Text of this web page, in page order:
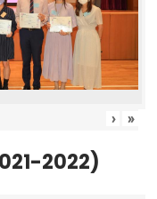
› »
2022)